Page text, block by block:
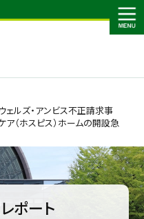
ルズ・アンビス不正請求事
（ホスピス）ホームの開設急
ポート